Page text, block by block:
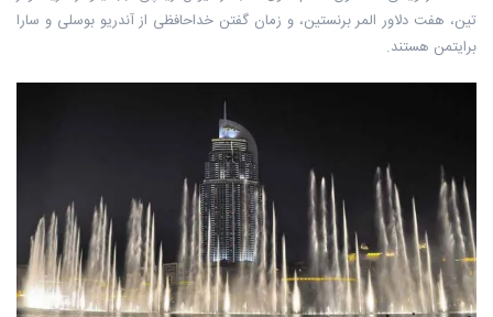
تین، هفت دلاور المر برنستین، و زمان گفتن خداحافظی از آندریو بوسلی و سارا
برایتمن هستند.